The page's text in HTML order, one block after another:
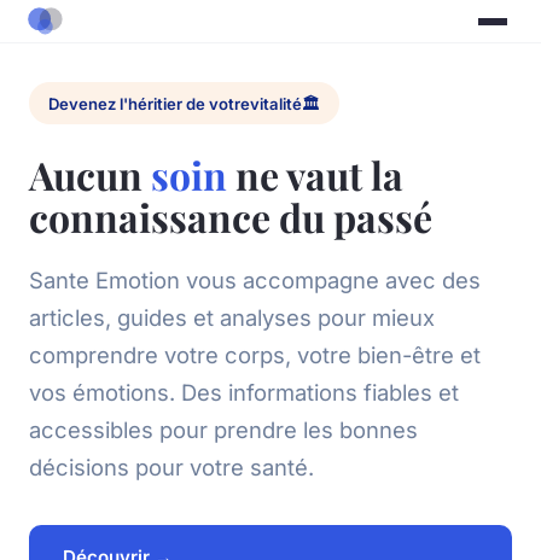
Devenez l'héritier de votrevitalité🏛️
Aucun soin ne vaut la
connaissance du passé
Sante Emotion vous accompagne avec des
articles, guides et analyses pour mieux
comprendre votre corps, votre bien-être et
vos émotions. Des informations fiables et
accessibles pour prendre les bonnes
décisions pour votre santé.